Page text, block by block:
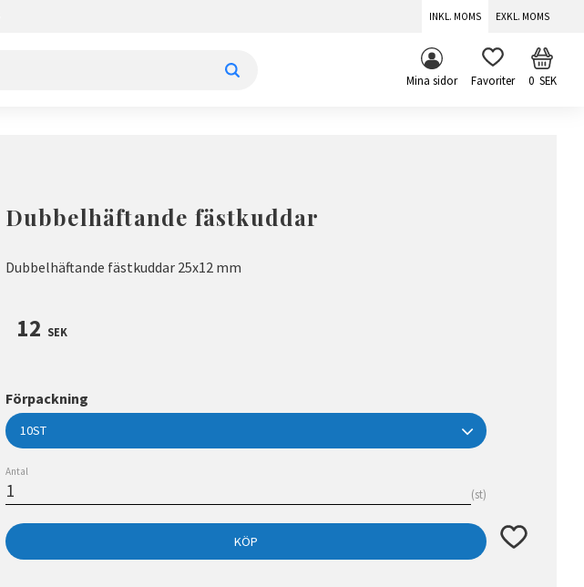
INKL. MOMS EXKL. MOMS
Mina sidor FAVORITER 0SEK
Dubbelhäftande fästkuddar
Dubbelhäftande fästkuddar 25x12 mm
12 SEK
Förpackning
Antal
st
KÖP Lägg till i